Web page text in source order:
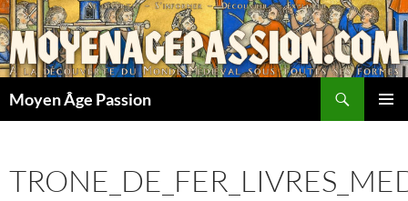
Aller
au
contenu
Moyen Âge Passion